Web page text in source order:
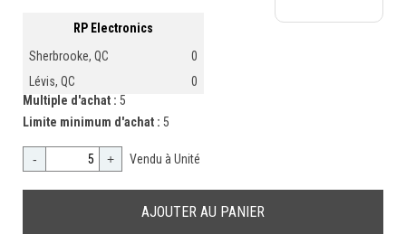
RP Electronics
Sherbrooke, QC
0
Lévis, QC
0
Multiple d'achat : 5
Limite minimum d'achat : 5
- + Vendu à Unité